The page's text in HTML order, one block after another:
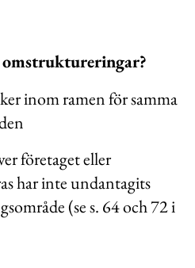
inom ramen för samma
företaget eller
har inte undantagits
(se s. 64 och 72 i